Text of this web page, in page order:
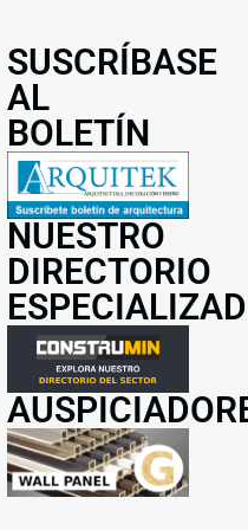
SUSCRÍBASE
AL
BOLETÍN
NUESTRO
DIRECTORIO